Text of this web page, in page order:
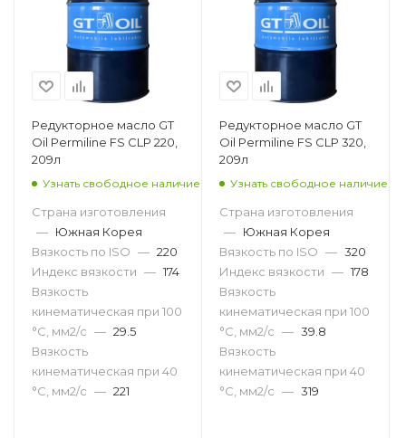
Редукторное масло GT
Oil Permiline FS CLP 220,
209л
Узнать свободное наличие
Страна изготовления
— Южная Корея
Вязкость по ISO — 220
Индекс вязкости — 174
Вязкость
кинематическая при 100
°С, мм2/с — 29.5
Вязкость
кинематическая при 40
°С, мм2/с — 221
Редукторное масло GT
Oil Permiline FS CLP 320,
209л
Узнать свободное наличие
Страна изготовления
— Южная Корея
Вязкость по ISO — 320
Индекс вязкости — 178
Вязкость
кинематическая при 100
°С, мм2/с — 39.8
Вязкость
кинематическая при 40
°С, мм2/с — 319